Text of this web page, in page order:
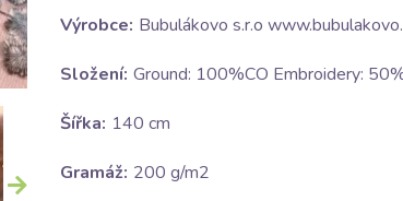
Výrobce: Bubulákovo s.r.o
Složení: Ground: 100%CO Embroidery:
Šířka: 140 cm
Gramáž: 200 g/m2